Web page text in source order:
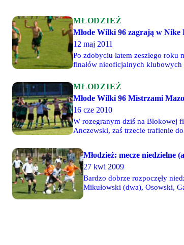
MŁODZIEŻ
Młode Wilki 96 zagrają w Nike
12 maj 2011
Po zdobyciu latem zeszłego
finałów nieoficjalnych klubowych
MŁODZIEŻ
Młode Wilki 96 Mistrzami
16 cze 2010
W rozegranym dziś na Blokowej
Anczewski, zaś trzecie trafienie
Młodzież: mecze niedzielne
27 kwi 2009
Bardzo dobrze rozpoczęły
Mikułowski (dwa), Osowski,